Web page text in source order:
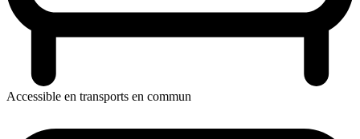
Accessible en transports en commun